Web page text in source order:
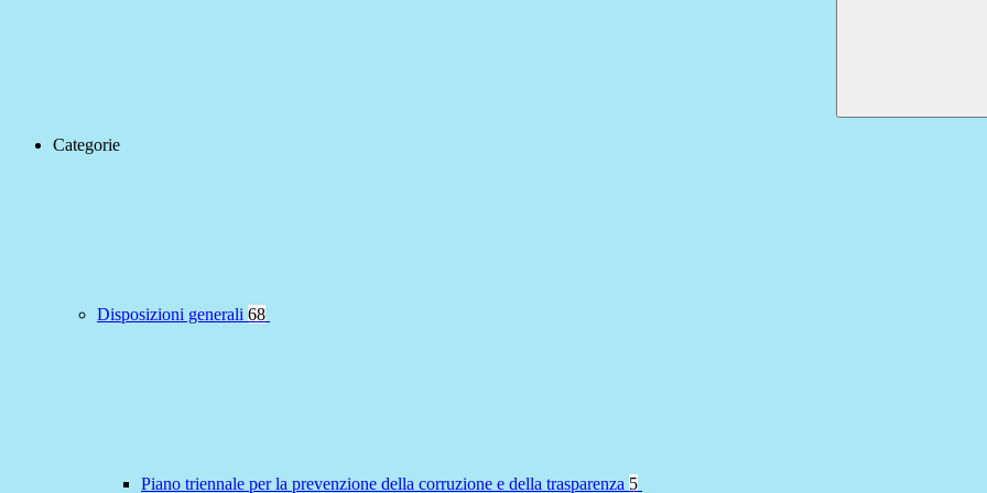
Categorie
Disposizioni generali 68
Piano triennale per la prevenzione della corruzione e della trasparenza 5